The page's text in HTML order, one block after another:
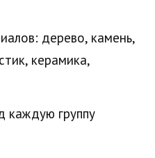
дерево, камень,
керамика,
каждую группу